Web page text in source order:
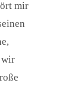
mir
wir